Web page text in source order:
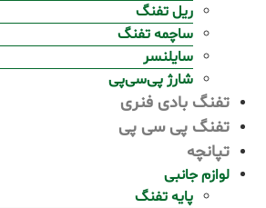
ریل تفنگ
ساچمه تفنگ
سایلنسر
شارژ پی‌سی‌پی
تفنگ بادی فنری
تفنگ پی سی پی
تپانچه
لوازم جانبی
پایه تفنگ